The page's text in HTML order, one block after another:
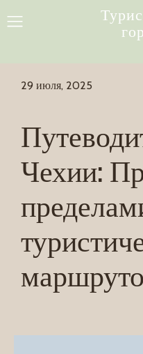
Чехии:
29 июля, 2025